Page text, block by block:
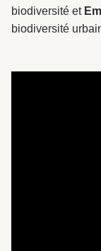
biodiversité et
biodiversité